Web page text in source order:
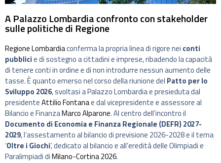
A Palazzo Lombardia confronto con stakeholder
sulle politiche di Regione
Regione Lombardiaconferma la propria linea di rigore nei conti
pubblicie di sostegno a cittadini e imprese, ribadendo la capacità
di tenere conti in ordine e di non introdurre nessun aumento delle
tasse. È quanto emerso nel corso della riunione del Patto per lo
Sviluppo 2026, svoltasi a Palazzo Lombardia e presieduta dal
presidenteAttilio Fontanae dal vicepresidente e assessore al
Bilancio e FinanzaMarco Alparone. Al centro dell’incontro il
Documento di Economia e Finanza Regionale (DEFR) 2027-
2029, l’assestamento al bilancio di previsione 2026-2028 e il tema
‘Oltre i Giochi‘, dedicato al bilancio e all’eredità delle Olimpiadi e
Paralimpiadi diMilano-Cortina 2026.